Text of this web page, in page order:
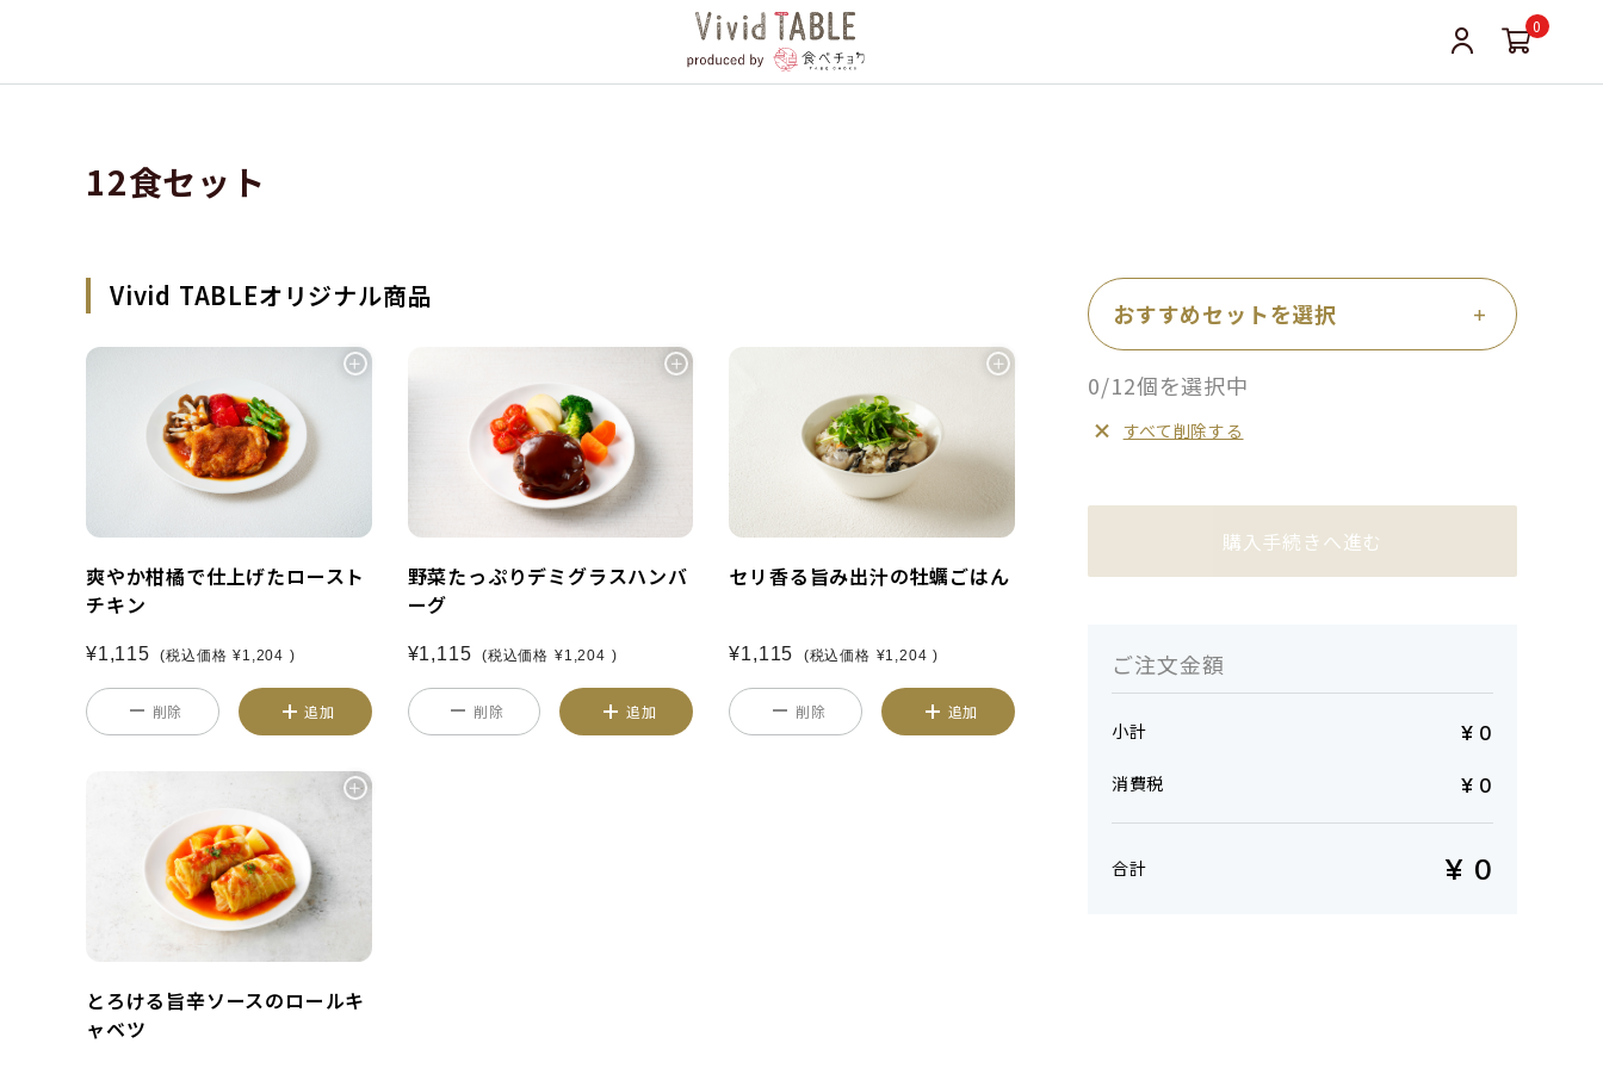
0
12食セット
Vivid TABLEオリジナル商品
爽やか柑橘で仕上げたロースト
チキン
¥1,115 (税込価格 ¥1,204 )
削除 追加
野菜たっぷりデミグラスハンバ
ーグ
¥1,115 (税込価格 ¥1,204 )
削除 追加
セリ香る旨み出汁の牡蠣ごはん
¥1,115 (税込価格 ¥1,204 )
削除 追加
とろける旨辛ソースのロールキ
ャベツ
おすすめセットを選択
0/12個を選択中
すべて削除する
ご注文金額
小計 ¥ 0
消費税 ¥ 0
合計 ¥ 0